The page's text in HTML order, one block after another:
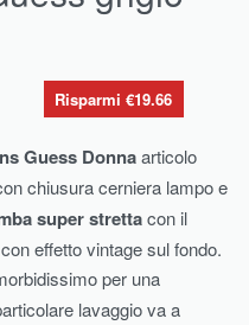
Risparmi €19.66
Guess Donnaarticolo
chiusura cerniera lampo e
super strettacon il
effetto vintage sul fondo.
per una
lavaggio va a